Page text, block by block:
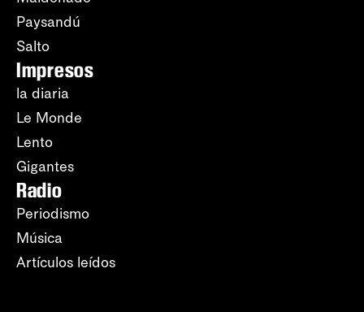
Paysandú
Salto
Impresos
la diaria
Le Monde
Lento
Gigantes
Radio
Periodismo
Música
Artículos leídos